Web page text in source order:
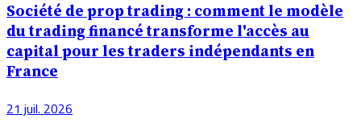
Société de prop trading : comment le modèle
du trading financé transforme l'accès au
capital pour les traders indépendants en
France
21 juil. 2026